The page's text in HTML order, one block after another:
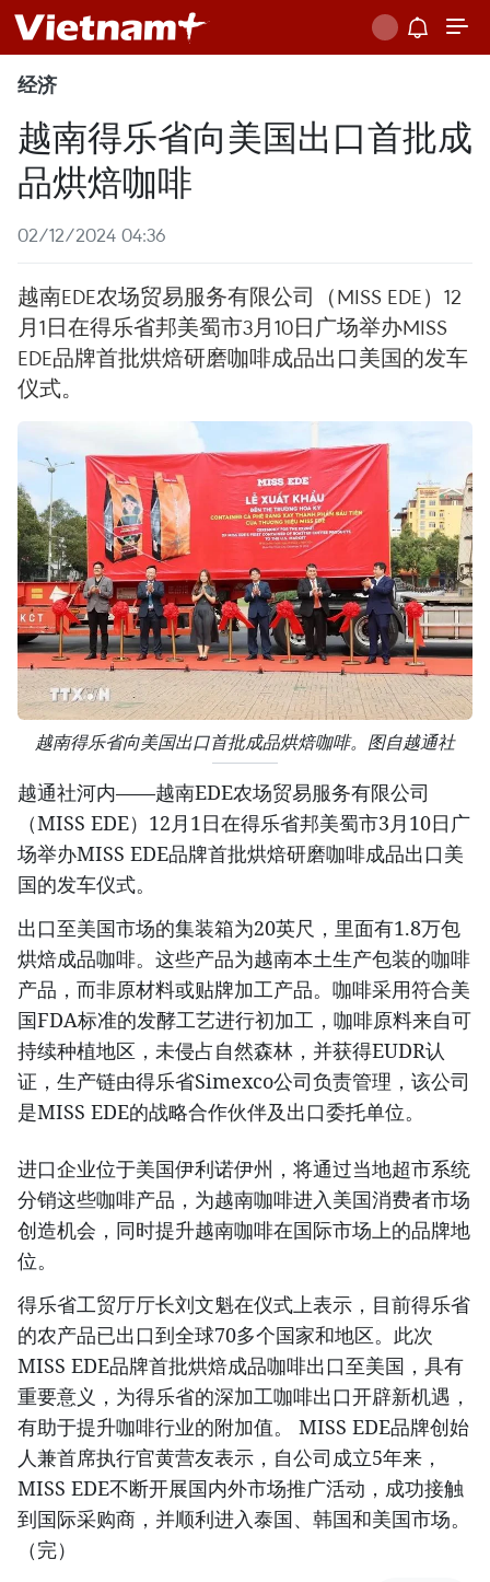
经济
越南得乐省向美国出口首批成
品烘焙咖啡
02/12/2024 04:36
越南EDE农场贸易服务有限公司（MISS EDE）12
月1日在得乐省邦美蜀市3月10日广场举办MISS
EDE品牌首批烘焙研磨咖啡成品出口美国的发车
仪式。
越南得乐省向美国出口首批成品烘焙咖啡。图自越通社
越通社河内——越南EDE农场贸易服务有限公司
（MISS EDE）12月1日在得乐省邦美蜀市3月10日广
场举办MISS EDE品牌首批烘焙研磨咖啡成品出口美
国的发车仪式。
出口至美国市场的集装箱为20英尺，里面有1.8万包
烘焙成品咖啡。这些产品为越南本土生产包装的咖啡
产品，而非原材料或贴牌加工产品。咖啡采用符合美
国FDA标准的发酵工艺进行初加工，咖啡原料来自可
持续种植地区，未侵占自然森林，并获得EUDR认
证，生产链由得乐省Simexco公司负责管理，该公司
是MISS EDE的战略合作伙伴及出口委托单位。
进口企业位于美国伊利诺伊州，将通过当地超市系统
分销这些咖啡产品，为越南咖啡进入美国消费者市场
创造机会，同时提升越南咖啡在国际市场上的品牌地
位。
得乐省工贸厅厅长刘文魁在仪式上表示，目前得乐省
的农产品已出口到全球70多个国家和地区。此次
MISS EDE品牌首批烘焙成品咖啡出口至美国，具有
重要意义，为得乐省的深加工咖啡出口开辟新机遇，
有助于提升咖啡行业的附加值。 MISS EDE品牌创始
人兼首席执行官黄营友表示，自公司成立5年来，
MISS EDE不断开展国内外市场推广活动，成功接触
到国际采购商，并顺利进入泰国、韩国和美国市场。
（完）